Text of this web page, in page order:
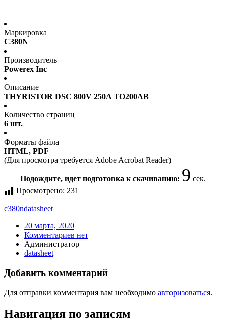
Маркировка
C380N
Производитель
Powerex Inc
Описание
THYRISTOR DSC 800V 250A TO200AB
Количество страниц
6 шт.
Форматы файла
HTML, PDF
(Для просмотра требуется Adobe Acrobat Reader)
Подождите, идет подготовка к скачиванию: 9 сек.
Просмотрено: 231
c380ndatasheet
20 марта, 2020
Комментариев нет
Администратор
datasheet
Добавить комментарий
Для отправки комментария вам необходимо авторизоваться.
Навигация по записям